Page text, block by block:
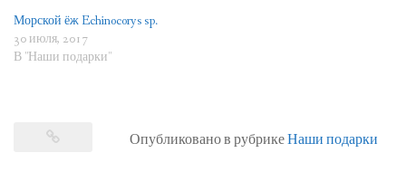
Морской ёж Echinocorys sp.
30 июля, 2017
В "Наши подарки"
Опубликовано в рубрикеНаши подарки